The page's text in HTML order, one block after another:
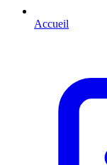
Accueil